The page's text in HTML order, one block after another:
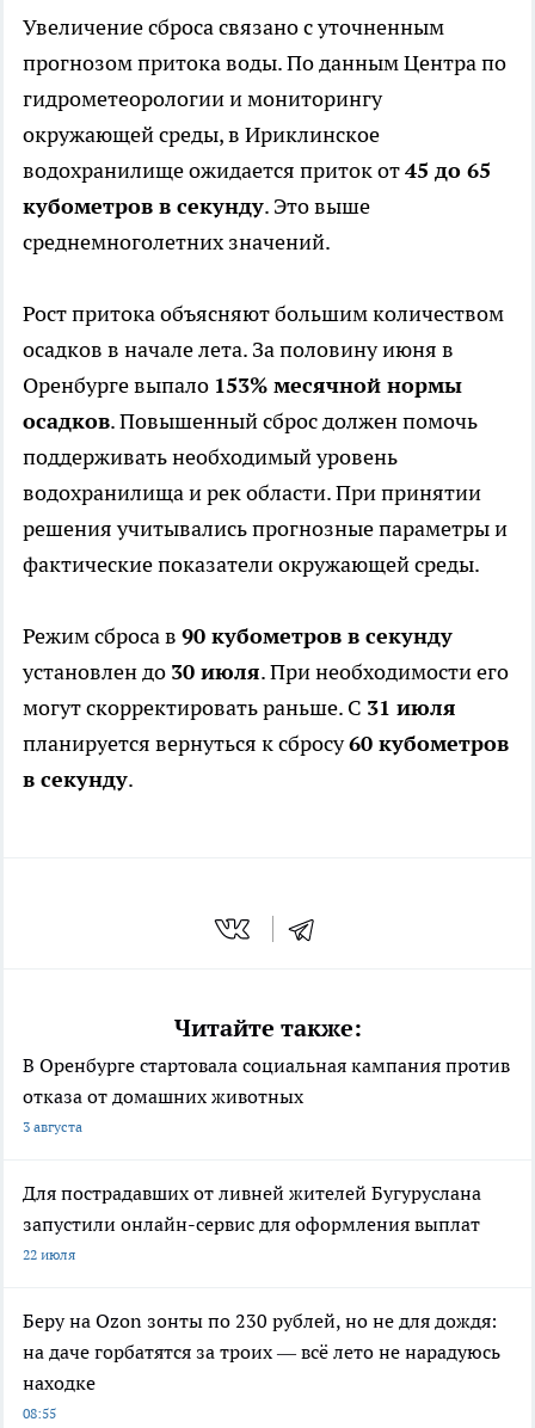
Увеличение сброса связано с уточненным
прогнозом притока воды. По данным Центра по
гидрометеорологии и мониторингу
окружающей среды, в Ириклинское
водохранилище ожидается приток от45 до 65
кубометров в секунду. Это выше
среднемноголетних значений.
Рост притока объясняют большим количеством
осадков в начале лета. За половину июня в
Оренбурге выпало 153% месячной нормы
осадков. Повышенный сброс должен помочь
поддерживать необходимый уровень
водохранилища и рек области. При принятии
решения учитывались прогнозные параметры и
фактические показатели окружающей среды.
Режим сброса в 90 кубометров в секунду
установлен до 30 июля. При необходимости его
могут скорректировать раньше. С 31 июля
планируется вернуться к сбросу60 кубометров
в секунду.
Читайте также:
В Оренбурге стартовала социальная кампания против
отказа от домашних животных
3 августа
Для пострадавших от ливней жителей Бугуруслана
запустили онлайн-сервис для оформления выплат
22 июля
Беру на Ozon зонты по 230 рублей, но не для дождя:
на даче горбатятся за троих — всё лето не нарадуюсь
находке
08:55